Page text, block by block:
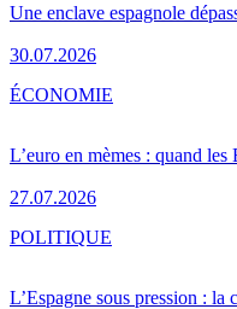
Une enclave espagnole
30.07.2026
L’euro en mèmes : quand
27.07.2026
ÉCONOMIE
L’Espagne sous pression : la
POLITIQUE